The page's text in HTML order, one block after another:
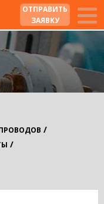
ОТПРАВИТЬ
ЗАЯВКУ
/
/